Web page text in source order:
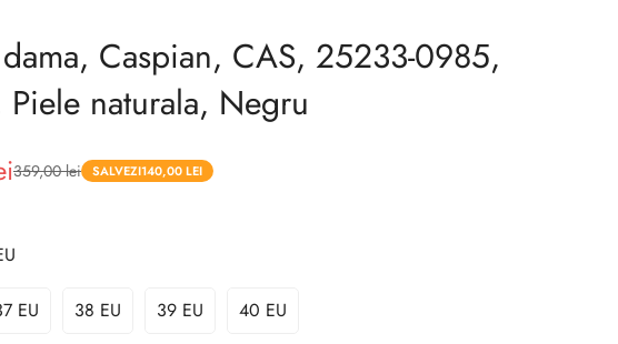
Caspian, CAS, 25233-0985,
Piele naturala, Negru
359,00 lei SALVEZI140,00 LEI
EU 38 EU 39 EU 40 EU